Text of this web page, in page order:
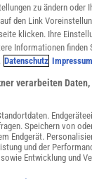
Gymglish
zu ändern oder
den Link
klicken. Ihre
Informationen finden
Datenschutz Impressum
verarbeiten Daten,
Speichern von
Endgerät.
und der
Entwicklung und